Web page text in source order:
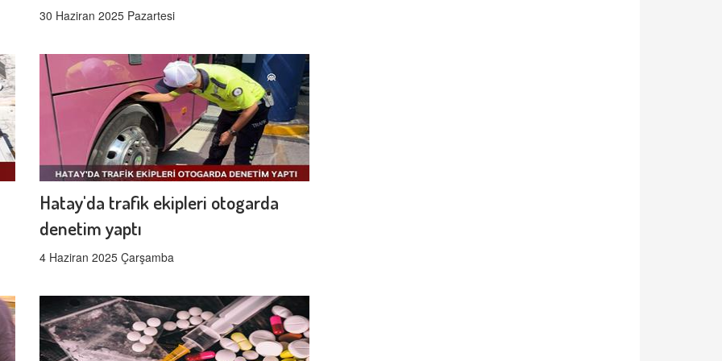
30 Haziran 2025 Pazartesi
Hatay'da trafik ekipleri otogarda
denetim yaptı
4 Haziran 2025 Çarşamba